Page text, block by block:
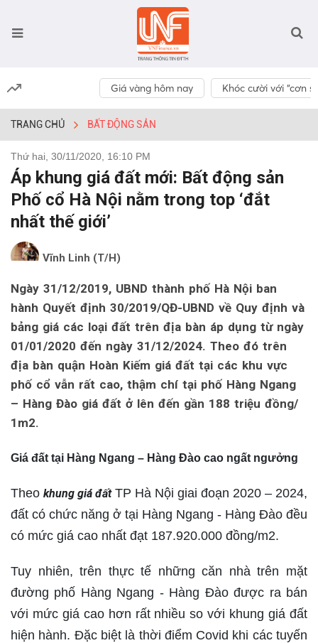
Giá vàng hôm nay Khóc cười với “cơn
TRANG CHỦ BẤT ĐỘNG SẢN
Thứ hai, 30/11/2020, 16:10 PM
Áp khung giá đất mới: Bất động sản
Phố cổ Hà Nội nằm trong top ‘đắt
nhất thế giới’
Vĩnh Linh (T/H)
Ngày 31/12/2019, UBND thành phố Hà Nội ban
hành Quyết định 30/2019/QĐ-UBND về Quy định và
bảng giá các loại đất trên địa bàn áp dụng từ ngày
01/01/2020 đến ngày 31/12/2024. Theo đó trên
địa bàn quận Hoàn Kiếm giá đất tại các khu vực
phố cổ vẫn rất cao, thậm chí tại phố Hàng Ngang
– Hàng Đào giá đất ở lên đến gần 188 triệu đồng/
1m2.
Giá đất tại Hàng Ngang – Hàng Đào cao ngất ngưởng
Theo khung giá đấtTP Hà Nội giai đoạn 2020 – 2024,
đất có chức năng ở tại Hàng Ngang - Hàng Đào đều
có mức giá cao nhất đạt 187.920.000 đồng/m2.
Tuy nhiên, trên thực tế những căn nhà trên mặt
đường phố Hàng Ngang - Hàng Đào được ra bán
với mức giá cao hơn rất nhiều so với khung giá đất
hiện hành. Đặc biệt là thời điểm Covid khi các tuyến